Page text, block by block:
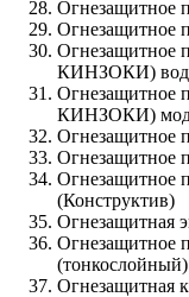
Огнезащитное
Огнезащитное
КИНЗОКИ)
КИНЗОКИ)
Огнезащитное
Огнезащитное
Огнезащитное
(Конструктив)
Огнезащитная
Огнезащитное
(тонкослойный)
Огнезащитная